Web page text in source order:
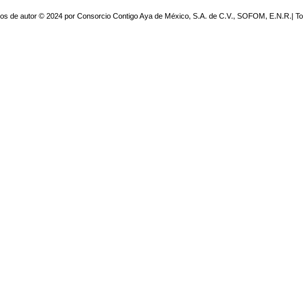
de autor © 2024 por Consorcio Contigo Aya de México, S.A. de C.V., SOFOM, E.N.R.|